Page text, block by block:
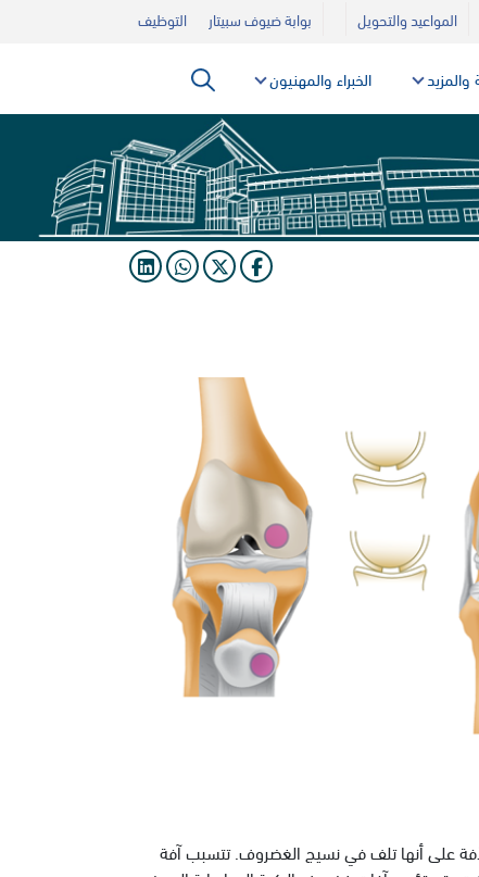
المواعيد والتحويل بوابة ضيوف سبيتار التوظيف
والمزيد الخبراء والمهنيون
على أنها تلف في نسيج الغضروف. تتسبب آفة